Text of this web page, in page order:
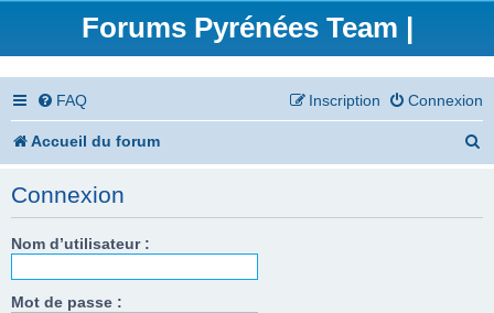
Forums Pyrénées Team |
FAQ Connexion
Inscription
Accueil du forum
Connexion
Nom d’utilisateur :
Mot de passe :